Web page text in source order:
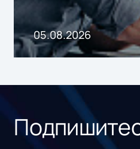
05.08.2026